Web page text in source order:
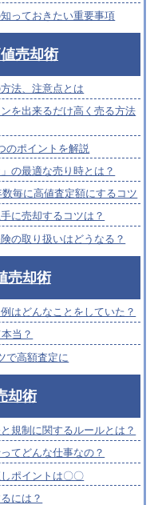
っておきたい重要事項
売却術
法、注意点とは
を出来るだけ高く売る方法
のポイントを解説
の最適な売り時とは？
毎に高値査定額にするコツ
に売却するコツは？
の取り扱いはどうなる？
売却術
はどんなことをしていた？
当？
で高額査定に
却術
規制に関するルールとは？
てどんな仕事なの？
ポイントは〇〇
には？